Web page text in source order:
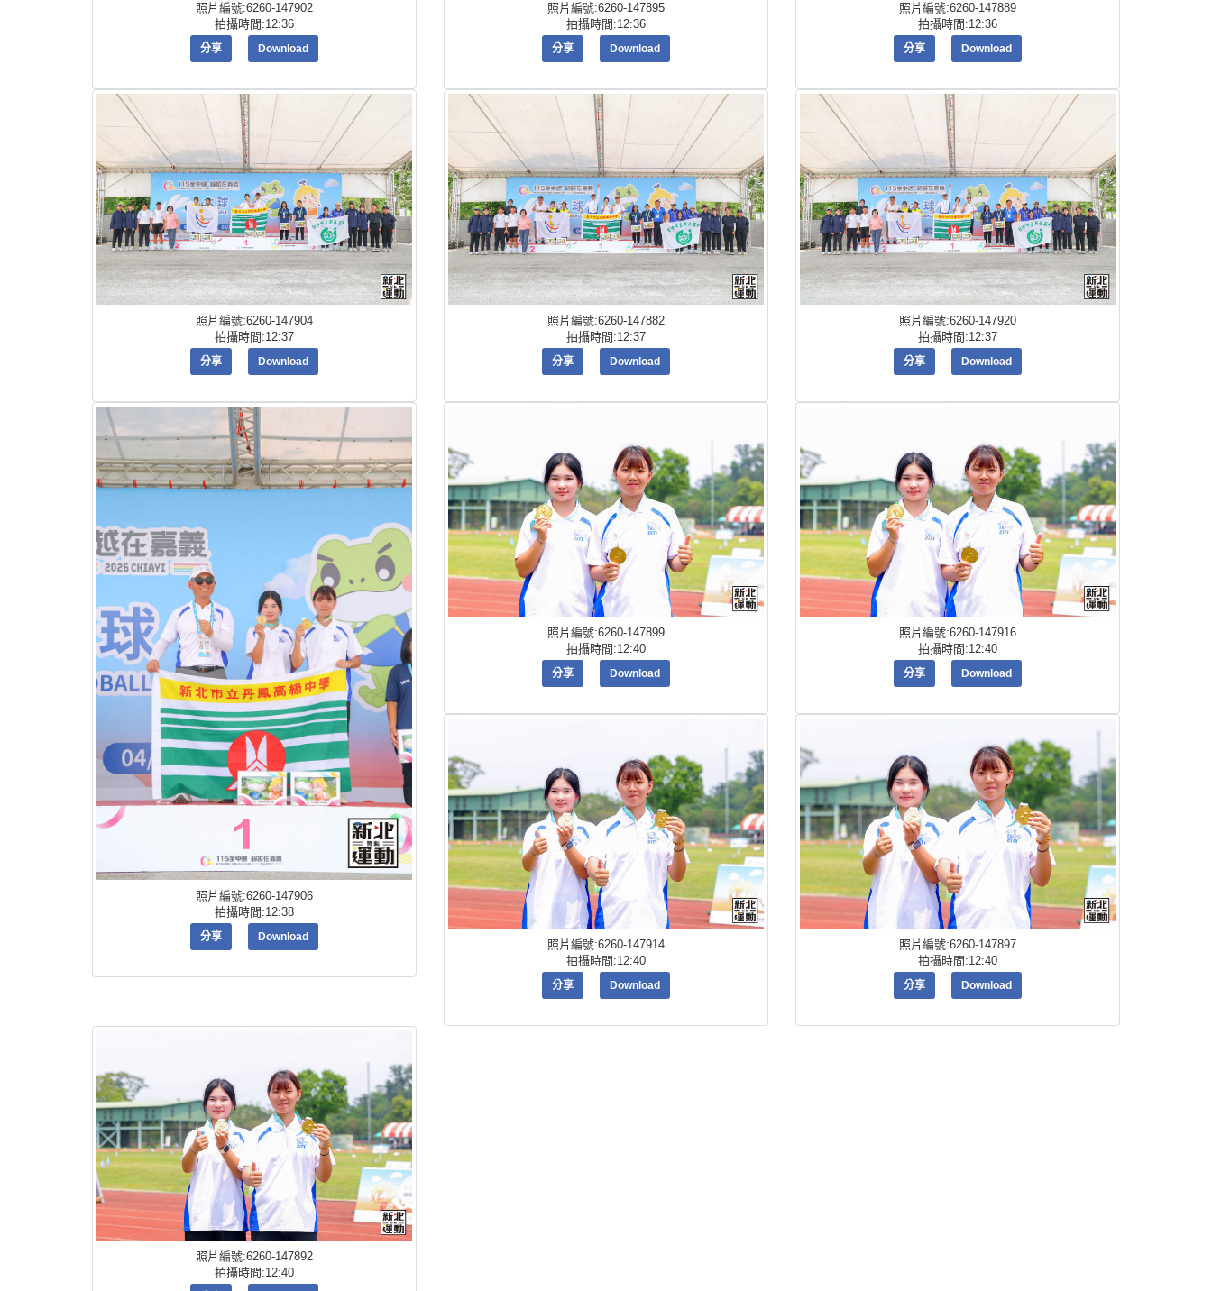
照片編號:6260-147902
拍攝時間:12:36
分享 Download
照片編號:6260-147895
拍攝時間:12:36
分享 Download
照片編號:6260-147889
拍攝時間:12:36
分享 Download
照片編號:6260-147904
拍攝時間:12:37
分享 Download
照片編號:6260-147882
拍攝時間:12:37
分享 Download
照片編號:6260-147920
拍攝時間:12:37
分享 Download
照片編號:6260-147906
拍攝時間:12:38
分享 Download
照片編號:6260-147899
拍攝時間:12:40
分享 Download
照片編號:6260-147916
拍攝時間:12:40
分享 Download
照片編號:6260-147914
拍攝時間:12:40
分享 Download
照片編號:6260-147897
拍攝時間:12:40
分享 Download
照片編號:6260-147892
拍攝時間:12:40